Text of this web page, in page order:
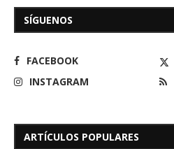
SÍGUENOS
FACEBOOK
INSTAGRAM
ARTÍCULOS POPULARES